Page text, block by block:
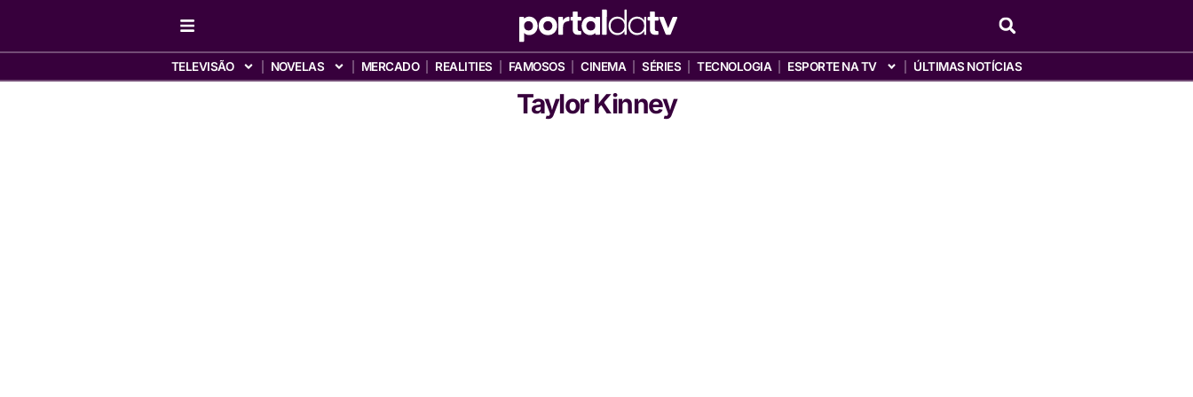
TELEVISÃO NOVELAS MERCADO REALITIES FAMOSOS CINEMA SÉRIES TECNOLOGIA ESPORTE NA TV ÚLTIMAS NOTÍCIAS
Taylor Kinney